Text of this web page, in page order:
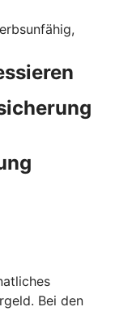
Bei den